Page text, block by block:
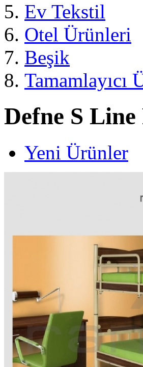
Ev Tekstil
Otel Ürünleri
Beşik
Tamamlayıcı
Defne S Line
Yeni Ürünler